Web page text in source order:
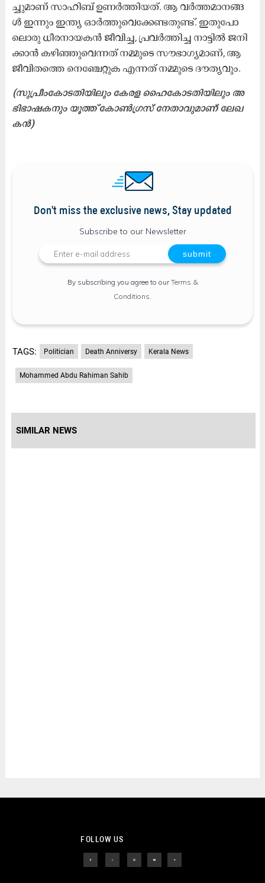
ച്ചു​മാ​ണ് സാ​ഹി​ബ് ഉ​ണ​ർ​ത്തി​യ​ത്. ആ ​വ​ർ​ത്ത​മാ​ന​ങ്ങ​
ൾ ഇ​ന്നും ഇ​ന്ത്യ ഓ​ർ​ത്തു​വെ​ക്കേ​ണ്ട​തു​ണ്ട്. ഇ​തു​പോ​
ലൊ​രു ധീ​ര​നാ​യ​ക​ൻ ജീ​വി​ച്ച, പ്ര​വ​ർ​ത്തി​ച്ച നാ​ട്ടി​ൽ ജ​നി​
ക്കാ​ൻ ക​ഴി​ഞ്ഞു​വെ​ന്ന​ത് ന​മ്മു​ടെ സൗ​ഭാ​ഗ്യ​മാ​ണ്, ആ ​
ജീ​വി​ത​ത്തെ നെ​ഞ്ചേ​റ്റു​ക എ​ന്ന​ത് ന​മ്മു​ടെ ദൗ​ത്യ​വും.
(സു​പ്രീം​കോ​ട​തി​യി​ലും കേ​ര​ള ഹൈ​കോ​ട​തി​യി​ലും അ​
ഭി​ഭാ​ഷ​ക​നും യൂ​ത്ത് കോ​ൺ​ഗ്ര​സ് നേ​താ​വു​മാ​ണ് ലേ​ഖ​
ക​ൻ)
Don't miss the exclusive news, Stay updated
Subscribe to our Newsletter
By subscribing you agree to ourTerms &
Conditions
TAGS: Politician Death Anniversy Kerala News
Mohammed Abdu Rahiman Sahib
SIMILAR NEWS
FOLLOW US